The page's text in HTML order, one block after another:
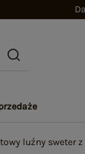
luźny sweter